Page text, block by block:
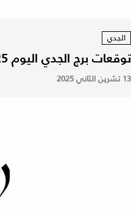
الجدي
توقعات برج الجدي اليوم 13/11/2025
13 تشرين الثاني 2025